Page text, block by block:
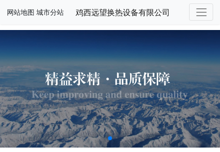
网站地图 城市分站 鸡西远望换热设备有限公司